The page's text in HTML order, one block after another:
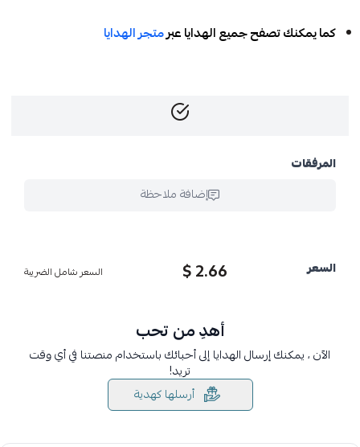
كما يمكنك تصفح جميع الهدايا عبرمتجر الهدايا
المرفقات
إضافة ملاحظة
السعر 2.66 $ السعر شامل الضريبة
أهدِ من تحب
الآن ، يمكنك إرسال الهدايا إلى أحبائك باستخدام منصتنا في أي وقت
تريد!
أرسلها كهدية